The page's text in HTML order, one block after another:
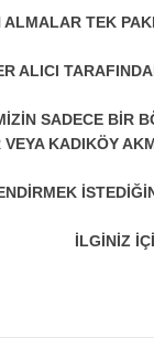
TEK
ALICI
SADECE BİR
VEYA KADIKÖY
İLGİNİZ